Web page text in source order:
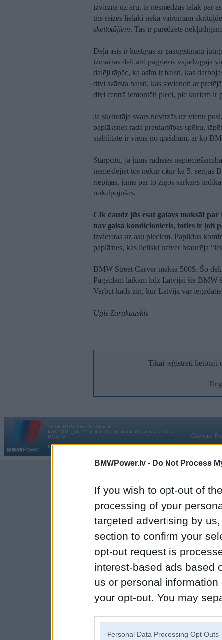
BMWPower.lv - Do Not Process
If you wish to opt-out of
processing of your
targeted advertising by
section to confirm your
opt-out request is
interest-based ads based
us or personal
your opt-out. You may
Personal Data Processing Opt Outs
izvirzīta uz āru, tā nesniedzas tālāk par
trīs reizes lielāki nekā vairumam
skeitotājiem. Tas ir paredzēts
Dēļa asis ir kustīgas ar paaugstinātu
izmaiņas dēli ātri pagriezīs vajadzīgajā
daļēji tāpēc, ka asīm ir balsti, kas
divi svārsta balsti, kas savienoti ar
divi centrā iemontēti pleci, pie kuriem ir
Ja skeitotāja svars novirzās uz vienu
paplāksnes rada pretdarbības spēku,
stabilitāte ir viena no īpašībām, ar ko
Starpcitu, ja jums radīsies
nemeklējiet tos nekur citur kā 5. sērijas
riepiņas, jums par to ziņos sarkans
nokalpojušas.
Cik daudz jūs esat gatavs maksāt
nav gaisa kondicionieris, toties ir ļoti
izvietotas uz asu pleciem. Papildus
paplātnes, kas lieliski uztver braucēja
BMW Street Carver maksā 500$. Šo
Pagaidām laikam līdz Latvijai šis BMW
Varbūt kāds zin, kur Latvijā var
Uģis Zarakauskis
Tikai reģistrēti lietotāji
Vortāls BMWPower.lv darbojas
kopš 2002. gada 14. maija. Tas nav auto klubs un nav saistīts ar
BMW AG.
Par BMWPower|Kontakti|Reklāma
Galvena